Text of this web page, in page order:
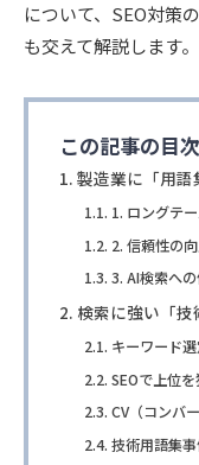
について、SEO対策
も交えて解説します。
この記事の目次
製造業に「用語
1. ロングテ
2. 信頼性の
3. AI検索へ
検索に強い「
キーワード
SEOで上位
CV（コンバ
技術用語集